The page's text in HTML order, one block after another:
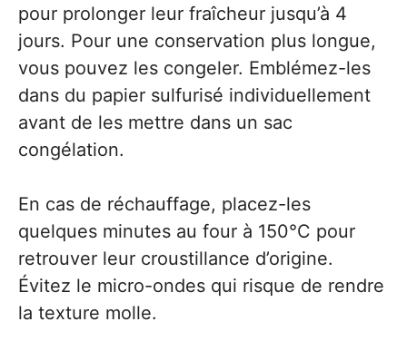
pour prolonger leur fraîcheur jusqu’à 4
jours. Pour une conservation plus longue,
vous pouvez les congeler. Emblémez-les
dans du papier sulfurisé individuellement
avant de les mettre dans un sac
congélation.
En cas de réchauffage, placez-les
quelques minutes au four à 150°C pour
retrouver leur croustillance d’origine.
Évitez le micro-ondes qui risque de rendre
la texture molle.